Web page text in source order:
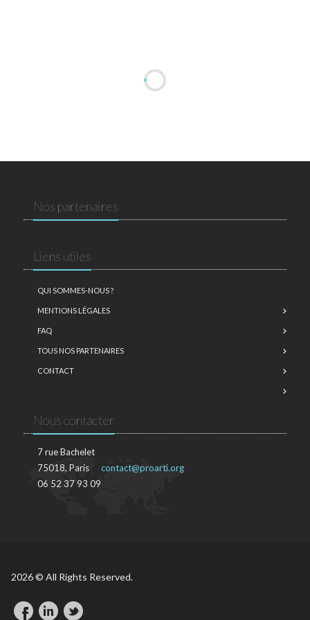
Nos partenaires
Liens utiles
QUI SOMMES-NOUS ?
MENTIONS LÉGALES
FAQ
TOUS NOS PARTENAIRES
CONTACT
Nous contacter
7 rue Bachelet
75018, Paris
06 52 37 93 09
contact@proarti.org
2026 © All Rights Reserved.